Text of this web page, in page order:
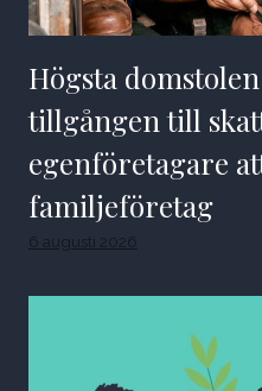
Högsta
tillgången till
egenföretagare
familjeföretag
6 augusti 2026